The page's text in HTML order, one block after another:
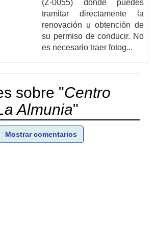
(Z-0055) donde puedes
tramitar directamente la
renovación u obtención de
su permiso de conducir. No
es necesario traer fotog...
sobre "Centro
Almunia"
Mostrar comentarios